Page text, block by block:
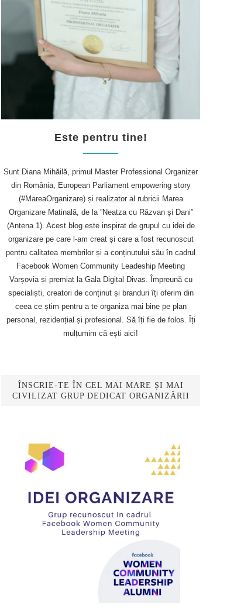
Este pentru tine!
Sunt Diana Mihăilă, primul Master Professional Organizer
din România, European Parliament empowering story
(#MareaOrganizare) și realizator al rubricii Marea
Organizare Matinală, de la ”Neatza cu Răzvan și Dani”
(Antena 1). Acest blog este inspirat de grupul cu idei de
organizare pe care l-am creat și care a fost recunoscut
pentru calitatea membrilor și a conținutului său în cadrul
Facebook Women Community Leadeship Meeting
Varșovia și premiat la Gala Digital Divas. Împreună cu
specialiști, creatori de conținut și branduri îți oferim din
ceea ce știm pentru a te organiza mai bine pe plan
personal, rezidențial și profesional. Să îți fie de folos. Îți
mulțumim că ești aici!
ÎNSCRIE-TE ÎN CEL MAI MARE ȘI MAI
CIVILIZAT GRUP DEDICAT ORGANIZĂRII